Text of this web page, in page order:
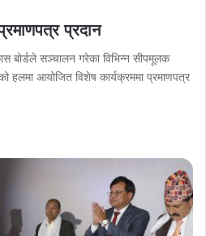
प्रदान
बोर्डले सञ्चालन गरेका विभिन्न सीपमूलक
हलमा आयोजित विशेष कार्यक्रममा प्रमाणपत्र